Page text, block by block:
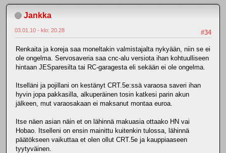
Jankka
#34
03.01.10 - klo: 20.28
Renkaita ja koreja saa moneltakin valmistajalta nykyään, niin se ei
ole ongelma. Servosaveria saa cnc-alu versiota ihan kohtuulliseen
hintaan JESparesilta tai RC-garagesta eli sekään ei ole ongelma.
Itselläni ja pojillani on kestänyt CRT.5e:ssä varaosa saveri ihan
hyvin jopa pakkasilla, alkuperäinen tosin katkesi parin akun
jälkeen, mut varaosakaan ei maksanut montaa euroa.
Itse näen asian näin et on lähinnä makuasia ottaako HN vai
Hobao. Itselleni on ensin mainittu kuitenkin tulossa, lähinnä
päätökseen vaikuttaa et olen ollut CRT.5e ja kauppiaaseen
tyytyväinen.